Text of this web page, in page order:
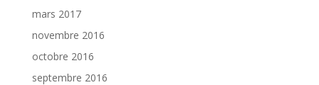
mars 2017
novembre 2016
octobre 2016
septembre 2016